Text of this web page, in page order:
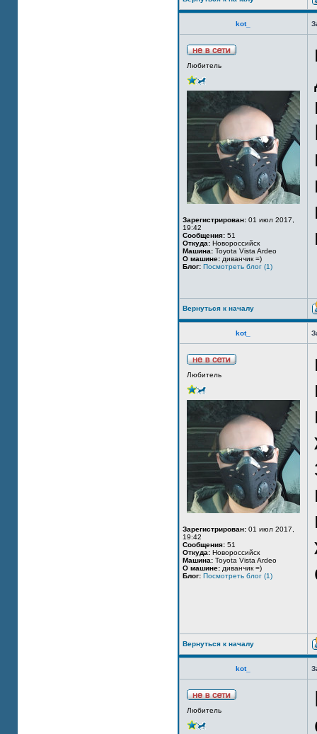
kot_
Любитель
Зарегистрирован: 01 июл 2017,
19:42
Сообщения: 51
Откуда: Новороссийск
Машина: Toyota Vista Ardeo
О машине: диванчик =)
Блог: Посмотреть блог (1)
Вернуться к началу
kot_
Любитель
Зарегистрирован: 01 июл 2017,
19:42
Сообщения: 51
Откуда: Новороссийск
Машина: Toyota Vista Ardeo
О машине: диванчик =)
Блог: Посмотреть блог (1)
Вернуться к началу
kot_
Любитель